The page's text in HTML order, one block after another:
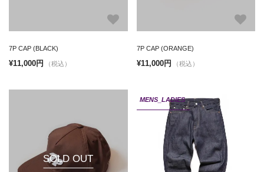
7P CAP (BLACK)
¥11,000円 （税込）
7P CAP (ORANGE)
¥11,000円 （税込）
SOLD OUT
MENS_LADIES